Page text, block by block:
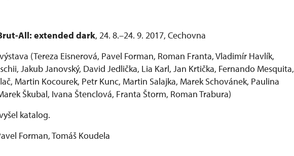
All: extended dark, 24. 8.–24. 9. 2017, Cechovna
(Tereza Eisnerová, Pavel Forman, Roman Franta, Vladimír Havlík,
Jakub Janovský, David Jedlička, Lia Karl, Jan Krtička, Fernando Mesquita,
Martin Kocourek, Petr Kunc, Martin Salajka, Marek Schovánek, Paulina
Škubal, Ivana Štenclová, Franta Štorm, Roman Trabura)
katalog.
Forman, Tomáš Koudela